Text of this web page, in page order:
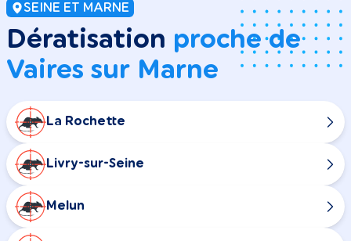
SEINE ET MARNE
Dératisation proche de
Vaires sur Marne
La Rochette
Livry-sur-Seine
Melun